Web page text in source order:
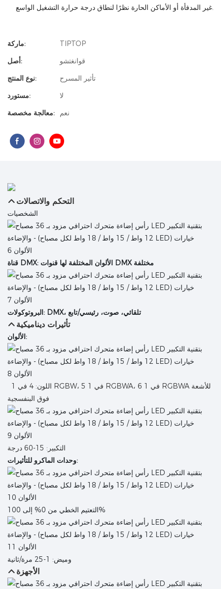
غير المدفأة أو الأماكن الحارة نظرًا لنطاق درجة حرارة التشغيل الواسع.
ماركة:
TIPTOP
أصل:
قوانغتشو
نوع المنتج:
تأثير المسرح
مستورد:
لا
معالجة مخصصة:
نعم
التحكم والاتصالات
الشخصيات
قناة DMX: الألوان المختلفة لها قنوات DMX مختلفة
البروتوكولات: DMX، تلقائي، صوت، رئيسي/تابع
تأثيرات ديناميكية
الألوان:
فوق البنفسجية
التكبير: 15-60 درجة
وحدات الماكرو للتأثيرات:
التعتيم الخطي من 0% إلى 100%
وميض: 1-25 مرة/ثانية
الأجهزة